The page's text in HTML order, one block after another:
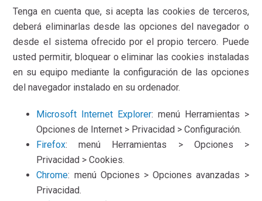
Tenga en cuenta que, si acepta las cookies de terceros,
deberá eliminarlas desde las opciones del navegador o
desde el sistema ofrecido por el propio tercero. Puede
usted permitir, bloquear o eliminar las cookies instaladas
en su equipo mediante la configuración de las opciones
del navegador instalado en su ordenador.
Microsoft Internet Explorer: menú Herramientas >
Opciones de Internet > Privacidad > Configuración.
Firefox: menú Herramientas > Opciones >
Privacidad > Cookies.
Chrome: menú Opciones > Opciones avanzadas >
Privacidad.